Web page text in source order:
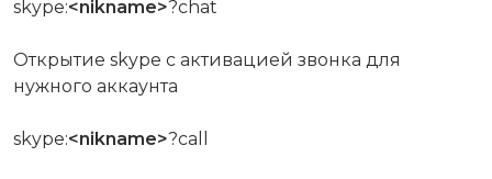
skype:<nikname>?chat
Открытие skype с активацией звонка для
нужного аккаунта
skype:<nikname>?call